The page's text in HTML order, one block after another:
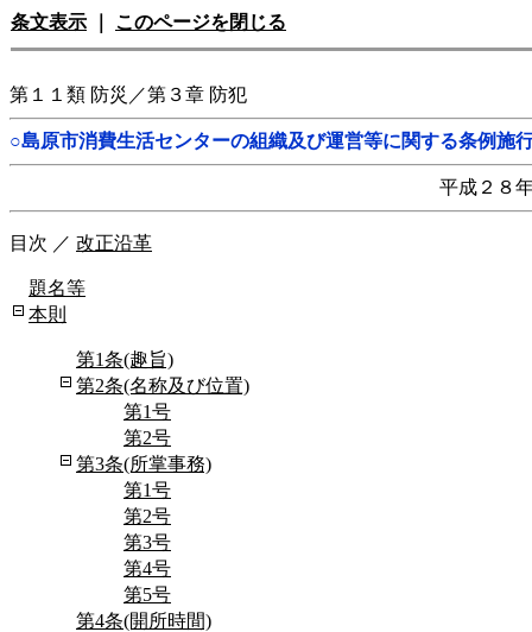
条文表示 このページを閉じる
第１１類 防災／第３章 防犯
○島原市消費生活センターの組織及び運営等に関する条例施
平成２８
目次 ／ 改正沿革
題名等
本則
第1条(趣旨)
第2条(名称及び位置)
第1号
第2号
第3条(所掌事務)
第1号
第2号
第3号
第4号
第5号
第4条(開所時間)